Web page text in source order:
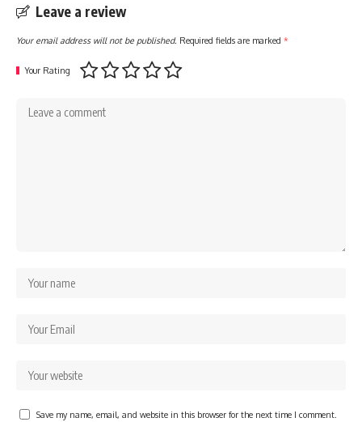
Leave a review
Your email address will not be published. Required fields are marked *
Your Rating
Save my name, email, and website in this browser for the next time I comment.